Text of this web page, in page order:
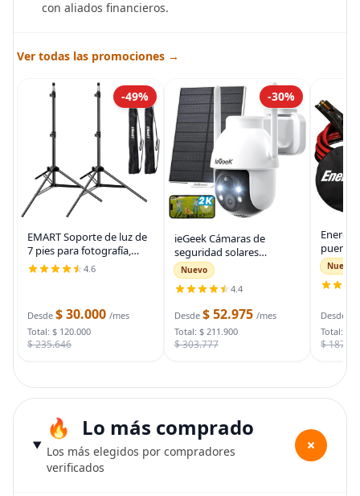
con aliados financieros.
Ver todas las promociones →
-49%
EMART Soporte de luz de
7 pies para fotografía,
soporte de trípode
portátil para fotos y
con funda de
4.6
Desde $ 30.000 /mes
Total: $ 120.000
$ 235.646
-30%
ieGeek Cámaras de
seguridad solares
inalámbricas para
exteriores, cámara WiFi 2K
para sistema de
seguridad del hogar,
cámara de vigilancia
Nuevo
4.4
Desde $ 52.975 /mes
Total: $ 211.900
$ 303.777
puente
auto,
para
bolsa
Nuevo
Desde
Total: $
$
Lo más comprado
Los más elegidos por compradores
verificados
+